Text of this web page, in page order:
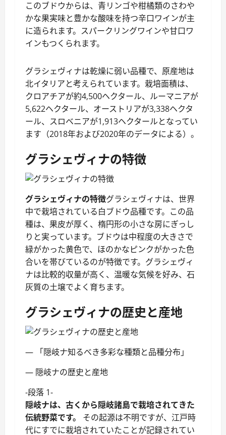
このブドウからは、青リンゴや柑橘類のさわや
かな果実味と豊かな酸味を持つ辛口ワインが主
に造られます。スパークリングワインや甘口ワ
インもつくられます。
グラシェヴィナは乾燥に弱い品種で、原産地は
北イタリアと考えられています。栽培面積は、
クロアチアが約4,500ヘクタール、ルーマニアが
5,622ヘクタール、オーストリアが3,338ヘクタ
ール、スロベニアが1,913ヘクタールとなってい
ます（2018年および2020年のデータによる）。
グラシェヴィナの特徴
グラシェヴィナの特徴グラシェヴィナは、世界
中で栽培されている白ブドウ品種です。この品
種は、果皮が厚く、楕円形の小さな房にぎっし
りと実っています。ブドウは中程度の大きさで
緑がかった黄色で、ほのかなピンクがかった色
合いを帯びているのが特徴です。グラシェヴィ
ナは比較的収量が高く、温暖な気候を好み、石
灰質の土壌でよく育ちます。
グラシェヴィナの歴史と産地
— 「隠岐ナ知るべき多彩な種類と品種分布」
— 隠岐ナの歴史と産地
-段落 1-
隠岐ナは、古くから隠岐諸島で栽培されてきた
伝統野菜です。
その起源は不明ですが、江戸時
代にすでに栽培されていたことが記録されてい